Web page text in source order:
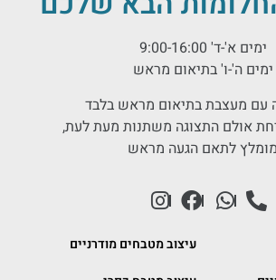
ימים א'-ד' 9:00-16:00
ימים ה'-ו' בתיאום מראש
עם מעצבת בתיאום מראש בלבד
אולם התצוגה משתנות מעת לעת,
מומלץ לתאם הגעה מראש
עיצוב מטבחים מודרניים